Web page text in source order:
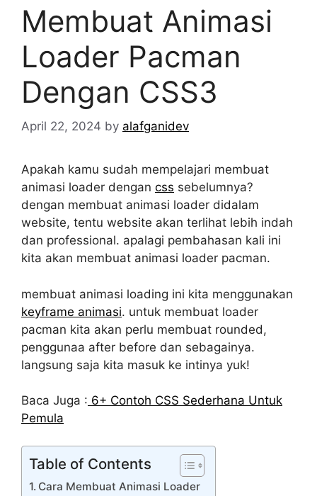
Membuat Animasi
Loader Pacman
Dengan CSS3
April 22, 2024 by alafganidev
Apakah kamu sudah mempelajari membuat
animasi loader dengan css sebelumnya?
dengan membuat animasi loader didalam
website, tentu website akan terlihat lebih indah
dan professional. apalagi pembahasan kali ini
kita akan membuat animasi loader pacman.
membuat animasi loading ini kita menggunakan
keyframe animasi. untuk membuat loader
pacman kita akan perlu membuat rounded,
penggunaa after before dan sebagainya.
langsung saja kita masuk ke intinya yuk!
Baca Juga : 6+ Contoh CSS Sederhana Untuk
Pemula
Table of Contents
Cara Membuat Animasi Loader